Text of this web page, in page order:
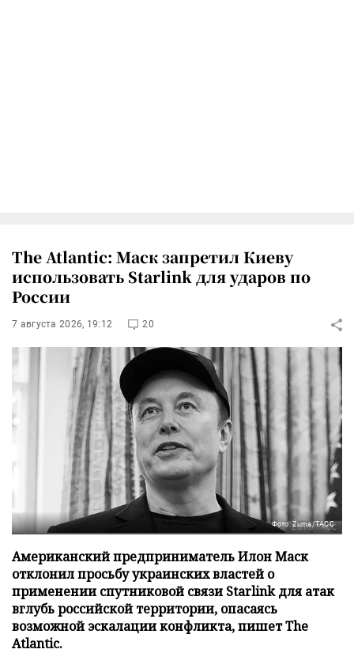
The Atlantic: Маск запретил Киеву
использовать Starlink для ударов по
России
7 августа 2026, 19:12 20
Фото: Zuma/ТАСС
Американский предприниматель Илон Маск
отклонил просьбу украинских властей о
применении спутниковой связи Starlink для атак
вглубь российской территории, опасаясь
возможной эскалации конфликта, пишет The
Atlantic.